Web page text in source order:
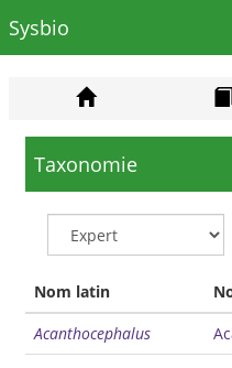
Sysbio
Taxonomie
Nom latin
Acanthocephalus